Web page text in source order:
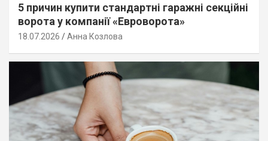
5 причин купити стандартні гаражні секційні
ворота у компанії «Евроворота»
18.07.2026 Анна Козлова